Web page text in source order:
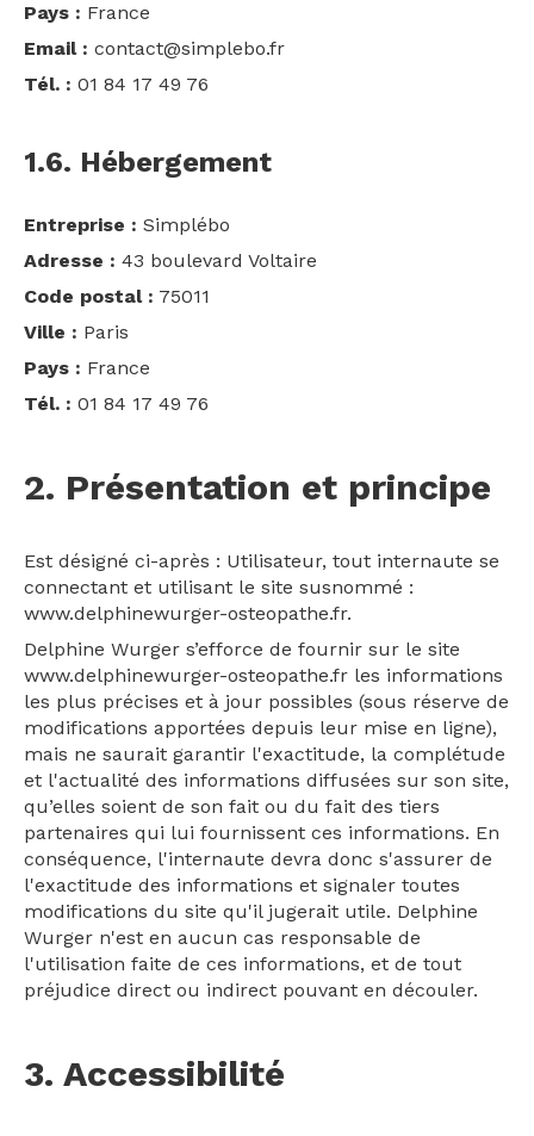
Pays : France
Email : contact@simplebo.fr
Tél. : 01 84 17 49 76
1.6. Hébergement
Entreprise : Simplébo
Adresse : 43 boulevard Voltaire
Code postal : 75011
Ville : Paris
Pays : France
Tél. : 01 84 17 49 76
2. Présentation et principe
Est désigné ci-après : Utilisateur, tout internaute se
connectant et utilisant le site susnommé :
www.delphinewurger-osteopathe.fr.
Delphine Wurger s’efforce de fournir sur le site
www.delphinewurger-osteopathe.fr les informations
les plus précises et à jour possibles (sous réserve de
modifications apportées depuis leur mise en ligne),
mais ne saurait garantir l'exactitude, la complétude
et l'actualité des informations diffusées sur son site,
qu’elles soient de son fait ou du fait des tiers
partenaires qui lui fournissent ces informations. En
conséquence, l'internaute devra donc s'assurer de
l'exactitude des informations et signaler toutes
modifications du site qu'il jugerait utile. Delphine
Wurger n'est en aucun cas responsable de
l'utilisation faite de ces informations, et de tout
préjudice direct ou indirect pouvant en découler.
3. Accessibilité